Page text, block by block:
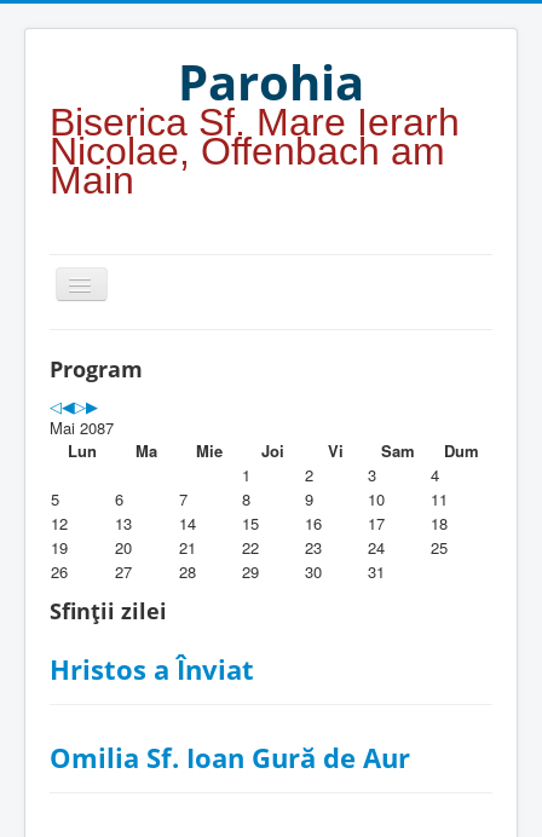
Parohia
Biserica Sf. Mare Ierarh
Nicolae, Offenbach am
Main
Duhovnicesti
Alte legaturi
Biblioteca Parohiei
Foaia Parohiei
Activitati copii si tineri
Program
Mai 2087
Lun
Ma Mie Joi Vi Sam
Dum
1
2 3
4
5
6 7 8 9 10
11
12
13 14 15 16 17
18
19
20 21 22 23 24
25
26
27 28 29 30 31
Sfinții zilei
Hristos a Înviat
Omilia Sf. Ioan Gură de Aur